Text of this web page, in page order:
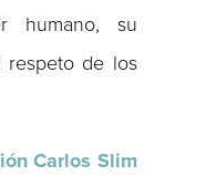
humano, su
respeto de los
Carlos Slim